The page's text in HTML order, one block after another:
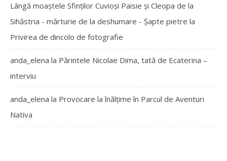
Lângă moaștele Sfinților Cuvioși Paisie și Cleopa de la
Sihăstria - mărturie de la deshumare - Şapte pietre la
Privirea de dincolo de fotografie
anda_elena la Părintele Nicolae Dima, tată de Ecaterina –
interviu
anda_elena la Provocare la înălțime în Parcul de Aventuri
Nativa